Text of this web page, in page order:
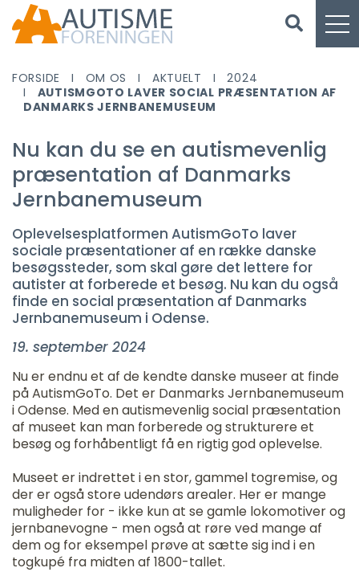
FORSIDE OM OS AKTUELT
2024
AUTISMGOTO LAVER SOCIAL PRÆSENTATION AF
DANMARKS JERNBANEMUSEUM
Nu kan du se en autismevenlig
præsentation af Danmarks
Jernbanemuseum
Oplevelsesplatformen AutismGoTo laver
sociale præsentationer af en række danske
besøgssteder, som skal gøre det lettere for
autister at forberede et besøg. Nu kan du også
finde en social præsentation af Danmarks
Jernbanemuseum i Odense.
19. september 2024
Nu er endnu et af de kendte danske museer at finde
på AutismGoTo. Det er Danmarks Jernbanemuseum
i Odense. Med en autismevenlig social præsentation
af museet kan man forberede og strukturere et
besøg og forhåbentligt få en rigtig god oplevelse.
Museet er indrettet i en stor, gammel togremise, og
der er også store udendørs arealer. Her er mange
muligheder for - ikke kun at se gamle lokomotiver og
jernbanevogne - men også at røre ved mange af
dem og for eksempel prøve at sætte sig ind i en
togkupé fra midten af 1800-tallet.